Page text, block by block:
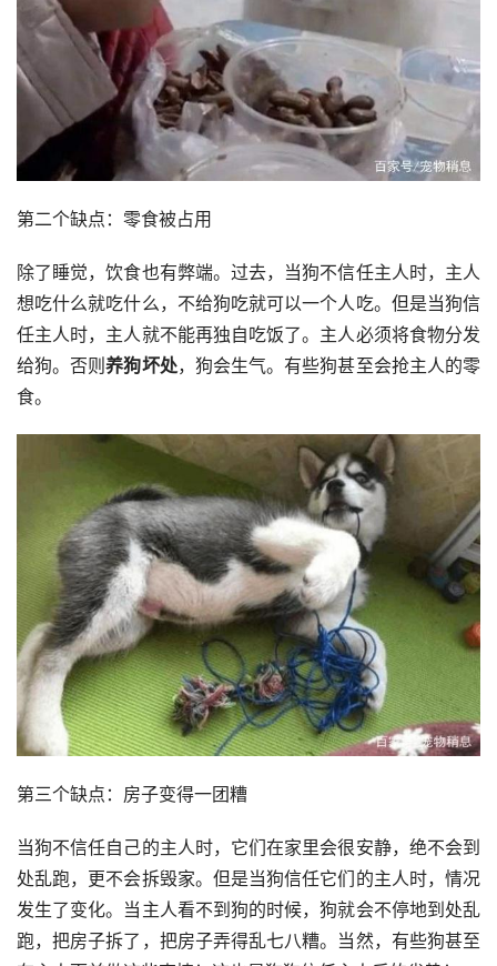
第二个缺点：零食被占用
除了睡觉，饮食也有弊端。过去，当狗不信任主人时，主人
想吃什么就吃什么，不给狗吃就可以一个人吃。但是当狗信
任主人时，主人就不能再独自吃饭了。主人必须将食物分发
给狗。否则养狗坏处，狗会生气。有些狗甚至会抢主人的零
食。
第三个缺点：房子变得一团糟
当狗不信任自己的主人时，它们在家里会很安静，绝不会到
处乱跑，更不会拆毁家。但是当狗信任它们的主人时，情况
发生了变化。当主人看不到狗的时候，狗就会不停地到处乱
跑，把房子拆了，把房子弄得乱七八糟。当然，有些狗甚至